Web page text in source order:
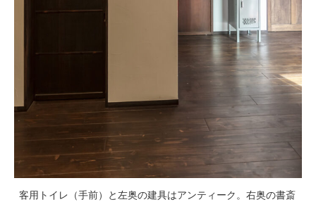
客用トイレ（手前）と左奥の建具はアンティーク。右奥の書斎